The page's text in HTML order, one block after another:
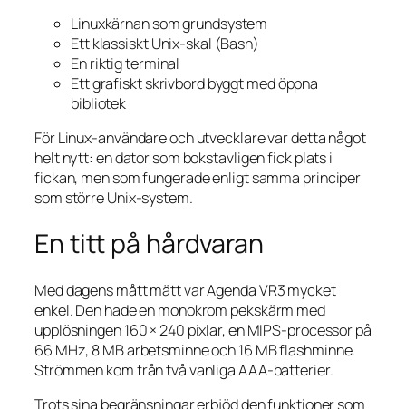
Linuxkärnan som grundsystem
Ett klassiskt Unix‑skal (Bash)
En riktig terminal
Ett grafiskt skrivbord byggt med öppna
bibliotek
För Linux‑användare och utvecklare var detta något
helt nytt: en dator som bokstavligen fick plats i
fickan, men som fungerade enligt samma principer
som större Unix‑system.
En titt på hårdvaran
Med dagens mått mätt var Agenda VR3 mycket
enkel. Den hade en monokrom pekskärm med
upplösningen 160 × 240 pixlar, en MIPS‑processor på
66 MHz, 8 MB arbetsminne och 16 MB flashminne.
Strömmen kom från två vanliga AAA‑batterier.
Trots sina begränsningar erbjöd den funktioner som